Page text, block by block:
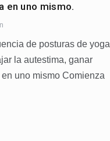
en uno mismo.
de posturas de yoga
la autestima, ganar
uno mismo Comienza